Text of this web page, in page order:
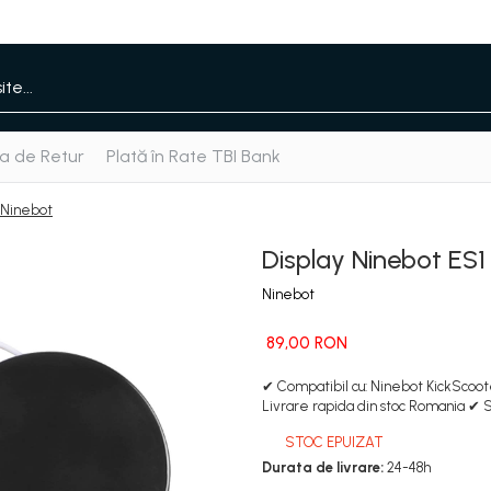
de Retur Plată în Rate TBI Bank
Ninebot
Display Ninebot
Ninebot
89,00 RON
✔ Compatibil cu: Ninebot
Livrare rapida din stoc Romania
STOC EPUIZAT
Durata de livrare: 24-48h